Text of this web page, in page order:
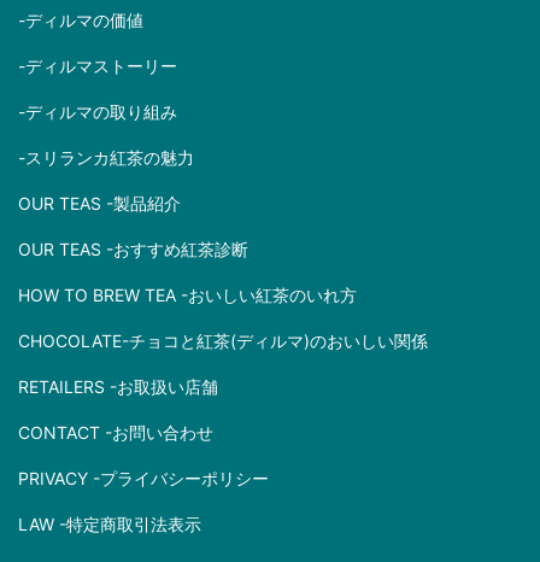
-ディルマの価値
-ディルマストーリー
-ディルマの取り組み
-スリランカ紅茶の魅力
OUR TEAS -製品紹介
OUR TEAS -おすすめ紅茶診断
HOW TO BREW TEA -おいしい紅茶のいれ方
CHOCOLATE-チョコと紅茶(ディルマ)のおいしい関係
RETAILERS -お取扱い店舗
CONTACT -お問い合わせ
PRIVACY -プライバシーポリシー
LAW -特定商取引法表示